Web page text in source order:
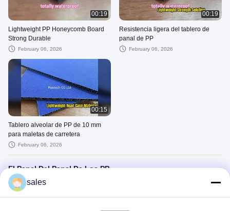
00:19
Lightweight PP Honeycomb Board
Strong Durable
February 06, 2026
00:19
Resistencia ligera del tablero de
panal de PP
February 06, 2026
00:15
Tablero alveolar de PP de 10 mm
para maletas de carretera
February 06, 2026
El Panel Del Panal De Los PP
sales